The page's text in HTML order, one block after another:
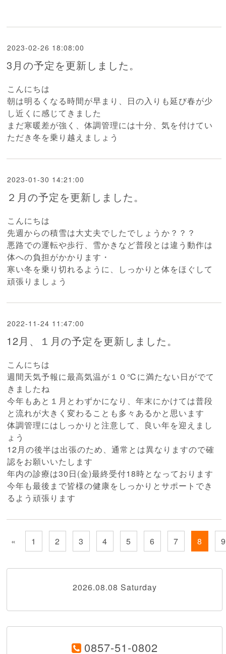
2023-02-26 18:08:00
3月の予定を更新しました。
こんにちは
朝は明るくなる時間が早まり、日の入りも延び春が少
し近くに感じてきました
まだ寒暖差が強く、体調管理には十分、気を付けてい
ただき冬を乗り越えましょう
2023-01-30 14:21:00
２月の予定を更新しました。
こんにちは
先週からの積雪は大丈夫でしたでしょうか？？？
悪路での運転や歩行、雪かきなど普段とは違う動作は
体への負担がかかります・
寒い冬を乗り切れるように、しっかりと体をほぐして
頑張りましょう
2022-11-24 11:47:00
12月、１月の予定を更新しました。
こんにちは
週間天気予報に最高気温が１０℃に満たない日がでて
きましたね
今年もあと１月とわずかになり、年末にかけては普段
と流れが大きく変わることも多々あるかと思います
体調管理にはしっかりと注意して、良い年を迎えまし
ょう
12月の後半は出張のため、通常とは異なりますので確
認をお願いいたします
年内の診療は30日(金)最終受付18時となっております
今年も最後まで皆様の健康をしっかりとサポートでき
るよう頑張ります
« 1 2 3 4 5 6 7 8 9
2026.08.08 Saturday
0857-51-0802